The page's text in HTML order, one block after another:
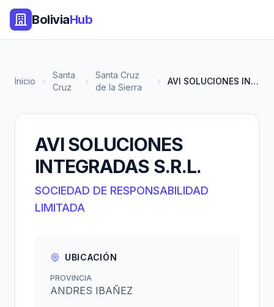
BoliviaHub
Inicio
Santa
Cruz
Santa Cruz
de la Sierra
AVI SOLUCIONES INTEGRADAS S.R....
AVI SOLUCIONES
INTEGRADAS S.R.L.
SOCIEDAD DE RESPONSABILIDAD
LIMITADA
UBICACIÓN
PROVINCIA
ANDRES IBAÑEZ